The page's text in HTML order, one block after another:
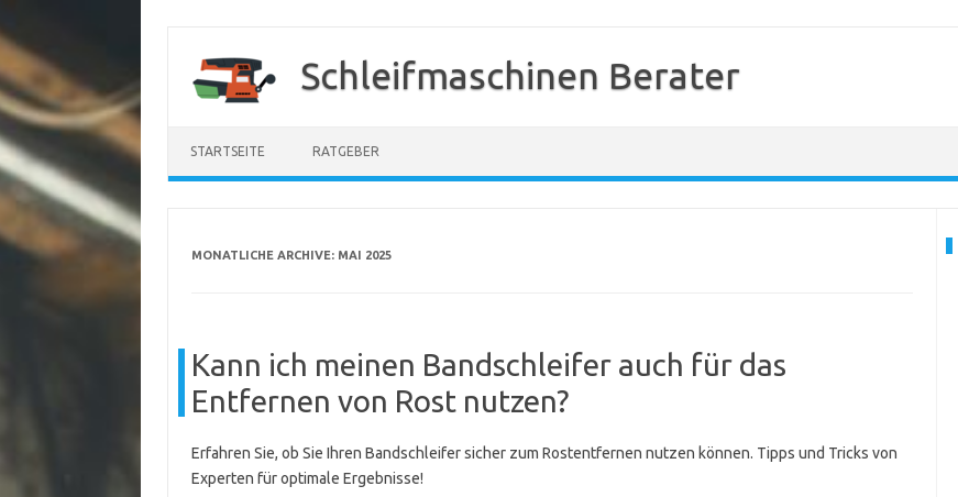
springen
Schleifmaschinen Berater
STARTSEITE RATGEBER
MONATLICHE ARCHIVE: MAI 2025
Kann ich meinen Bandschleifer auch für das
Entfernen von Rost nutzen?
Erfahren Sie, ob Sie Ihren Bandschleifer sicher zum Rostentfernen nutzen können. Tipps und Tricks von
Experten für optimale Ergebnisse!